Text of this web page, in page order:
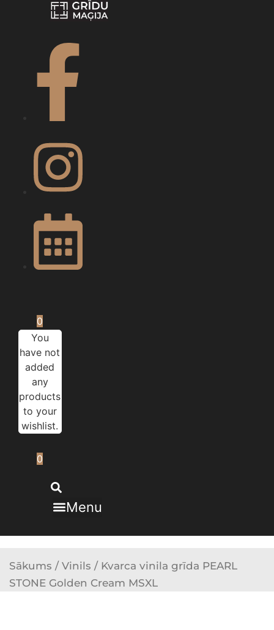
0
You
have not
added
any
products
to your
wishlist.
0
Menu
Sākums / Vinils / Kvarca vinila grīda PEARL
STONE Golden Cream MSXL